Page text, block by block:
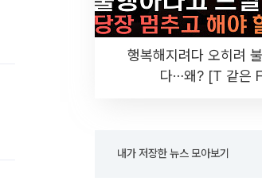
행복해지려다 오히려
다⋯왜? [T 같은
내가 저장한 뉴스 모아보기